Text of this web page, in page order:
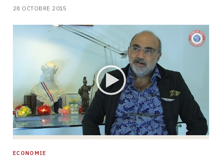
28 OCTOBRE 2015
ECONOMIE